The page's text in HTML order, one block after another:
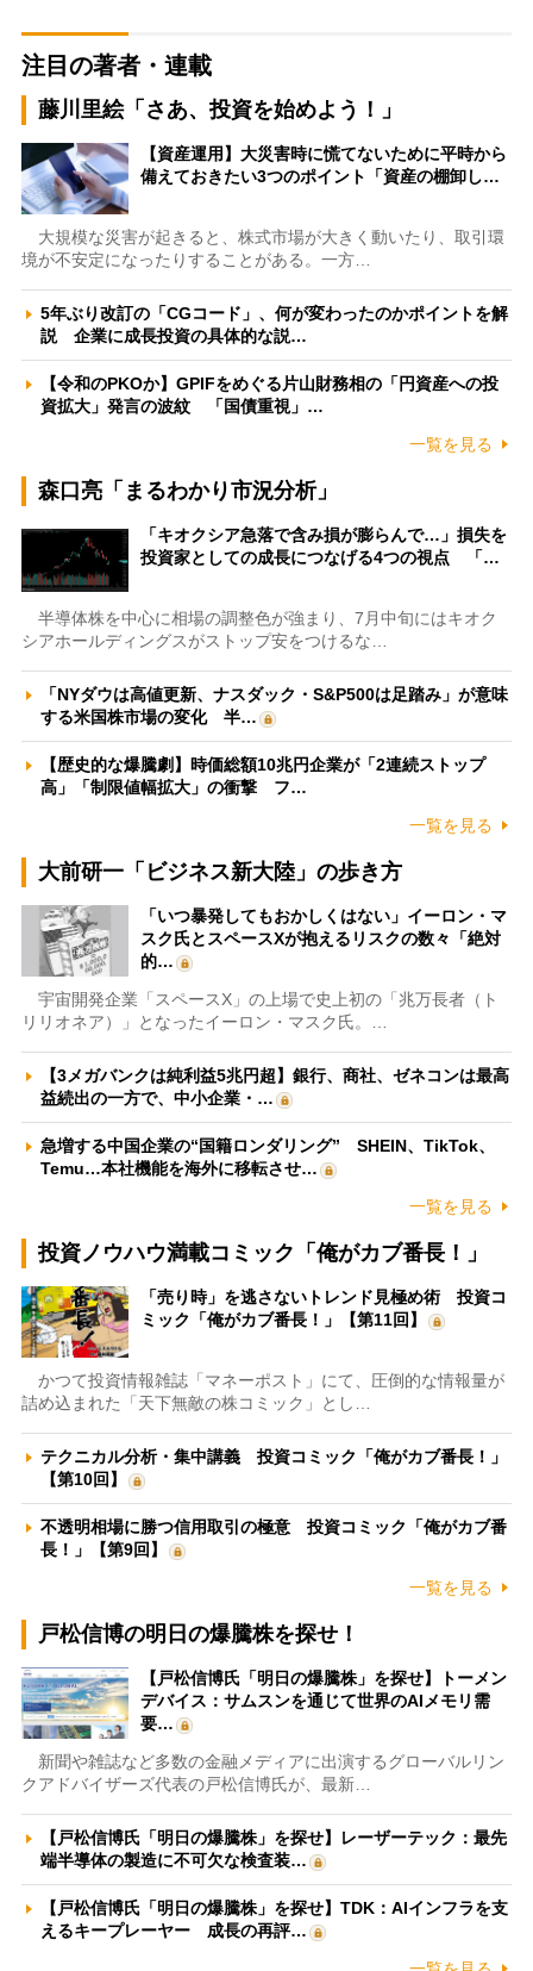
注目の著者・連載
藤川里絵「さあ、投資を始めよう！」
【資産運用】大災害時に慌てないために平時から
備えておきたい3つのポイント「資産の棚卸し…
大規模な災害が起きると、株式市場が大きく動いたり、取引環
境が不安定になったりすることがある。一方…
5年ぶり改訂の「CGコード」、何が変わったのかポイントを解
説 企業に成長投資の具体的な説…
【令和のPKOか】GPIFをめぐる片山財務相の「円資産への投
資拡大」発言の波紋 「国債重視」…
一覧を見る
森口亮「まるわかり市況分析」
「キオクシア急落で含み損が膨らんで…」損失を
投資家としての成長につなげる4つの視点 「…
半導体株を中心に相場の調整色が強まり、7月中旬にはキオク
シアホールディングスがストップ安をつけるな…
「NYダウは高値更新、ナスダック・S&P500は足踏み」が意味
する米国株市場の変化 半…
【歴史的な爆騰劇】時価総額10兆円企業が「2連続ストップ
高」「制限値幅拡大」の衝撃 フ…
一覧を見る
大前研一「ビジネス新大陸」の歩き方
「いつ暴発してもおかしくはない」イーロン・マ
スク氏とスペースXが抱えるリスクの数々「絶対
的…
宇宙開発企業「スペースX」の上場で史上初の「兆万長者（ト
リリオネア）」となったイーロン・マスク氏。…
【3メガバンクは純利益5兆円超】銀行、商社、ゼネコンは最高
益続出の一方で、中小企業・…
急増する中国企業の“国籍ロンダリング” SHEIN、TikTok、
Temu…本社機能を海外に移転させ…
一覧を見る
投資ノウハウ満載コミック「俺がカブ番長！」
「売り時」を逃さないトレンド見極め術 投資コ
ミック「俺がカブ番長！」【第11回】
かつて投資情報雑誌「マネーポスト」にて、圧倒的な情報量が
詰め込まれた「天下無敵の株コミック」とし…
テクニカル分析・集中講義 投資コミック「俺がカブ番長！」
【第10回】
不透明相場に勝つ信用取引の極意 投資コミック「俺がカブ番
長！」【第9回】
一覧を見る
戸松信博の明日の爆騰株を探せ！
【戸松信博氏「明日の爆騰株」を探せ】トーメン
デバイス：サムスンを通じて世界のAIメモリ需
要…
新聞や雑誌など多数の金融メディアに出演するグローバルリン
クアドバイザーズ代表の戸松信博氏が、最新…
【戸松信博氏「明日の爆騰株」を探せ】レーザーテック：最先
端半導体の製造に不可欠な検査装…
【戸松信博氏「明日の爆騰株」を探せ】TDK：AIインフラを支
えるキープレーヤー 成長の再評…